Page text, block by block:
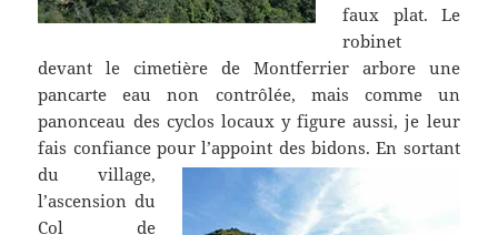
faux plat. Le
robinet
devant le cimetière de Montferrier arbore une
pancarte eau non contrôlée, mais comme un
panonceau des cyclos locaux y figure aussi, je leur
fais confiance pour l’appoint des bidons.En sortant
du village,
l’ascension du
Col de